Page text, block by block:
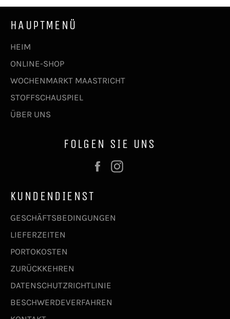
HAUPTMENÜ
HEIM
ONLINE-SHOP
WOCHENMARKT MAASTRICHT
STOFFSCHAUSPIEL
ÜBER UNS
FOLGEN SIE UNS
Facebook
KUNDENDIENST
GESCHÄFTSBEDINGUNGEN
LIEFERZEITEN
PORTOKOSTEN
ZURÜCKKEHREN
DATENSCHUTZRICHTLINIE
BESCHWERDEVERFAHREN